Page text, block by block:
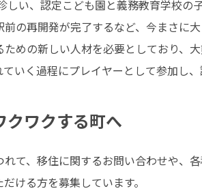
しい、認定こども園と義務教育学校
の再開発が完了するなど、今まさに大
めの新しい人材を必要としており、
いく過程にプレイヤーとして参加し
クワクする町へ
て、移住に関するお問い合わせや、
ける方を募集しています。